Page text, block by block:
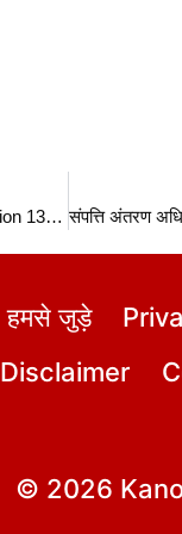
संपत्ति अंतरण अधिनियम की धारा 133 | Section 133 TPA in hindi
हमसे जुड़े
Disclaimer
© 2026